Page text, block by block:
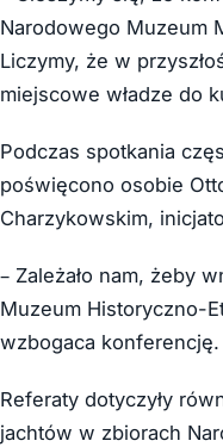
Narodowego Muzeum
Liczymy, że w
miejscowe władze do
Podczas spotkania
poświęcono osobie
Charzykowskim,
– Zależało nam, żeby
Muzeum Historyczno-
wzbogaca konferencję.
Referaty dotyczyły
jachtów w zbiorach